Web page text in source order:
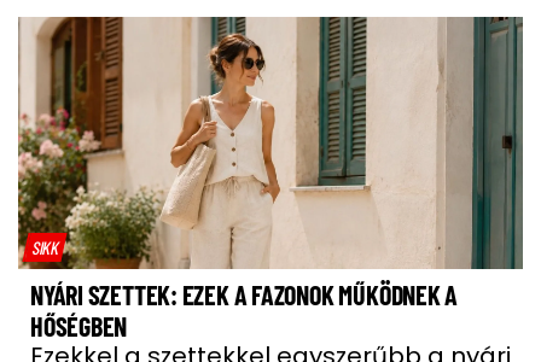
SIKK
NYÁRI SZETTEK: EZEK A FAZONOK MŰKÖDNEK A
HŐSÉGBEN